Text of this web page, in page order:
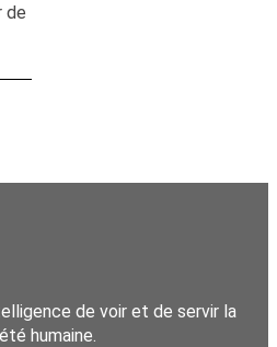
de
de voir et de servir la
humaine.